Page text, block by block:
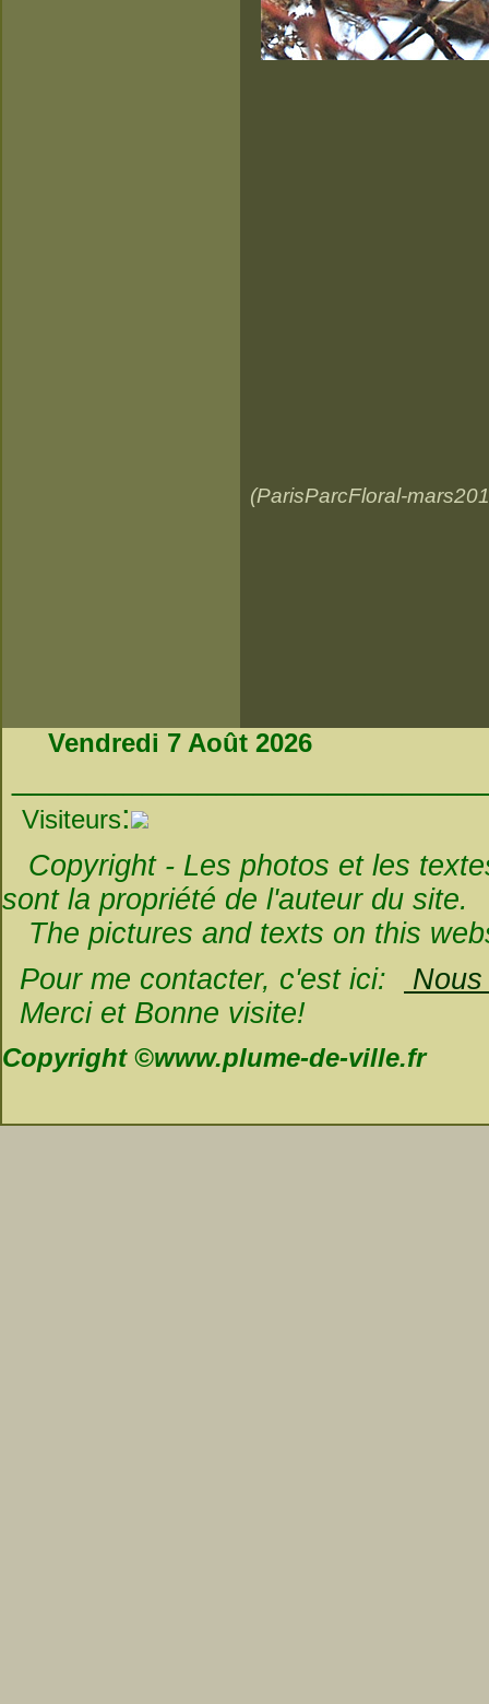
(ParisParcFloral-
Vendredi 7 Août 2026
Visiteurs:
Copyright - Les photos et les
sont la propriété de l'auteur du site.
The pictures and texts on this
Pour me contacter, c'est ici:
Merci et Bonne visite!
Copyright ©www.plume-de-ville.fr